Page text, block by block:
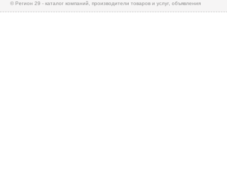
© Регион 29 - каталог компаний, производители товаров и услуг, объявления